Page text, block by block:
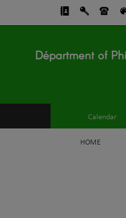
Départment of
Calendar
HOME